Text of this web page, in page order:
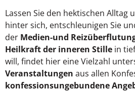
Lassen Sie den hektischen Alltag
hinter sich, entschleunigen Sie
der Medien-und
Heilkraft der inneren Stille in
will, findet hier eine Vielzahl
Veranstaltungen aus allen
konfessionsungebundene